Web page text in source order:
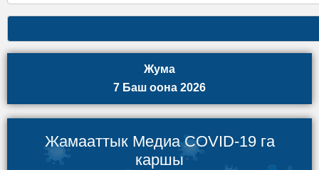
Жума
7 Баш оона 2026
Жамааттык Медиа COVID-19 га
каршы